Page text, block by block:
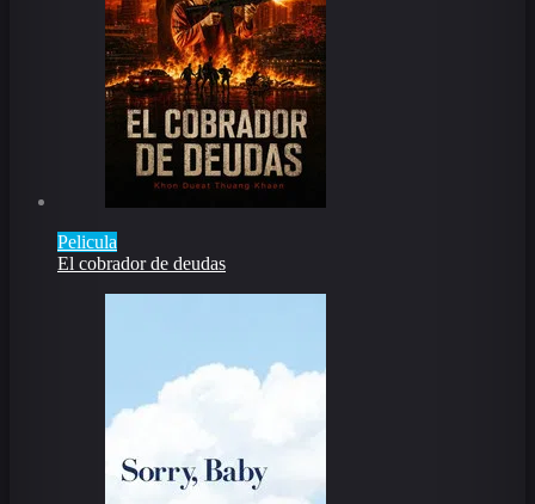
Pelicula
El cobrador de deudas